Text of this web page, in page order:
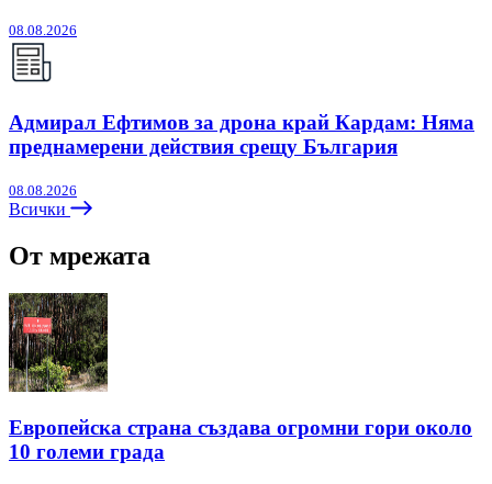
08.08.2026
Адмирал Ефтимов за дрона край Кардам: Няма
преднамерени действия срещу България
08.08.2026
Всички
От мрежата
Европейска страна създава огромни гори около
10 големи града